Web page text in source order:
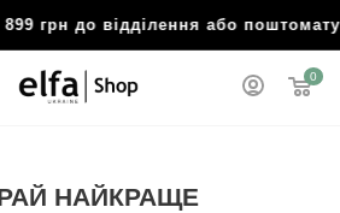
грн до відділення або поштомату
0
НАЙКРАЩЕ